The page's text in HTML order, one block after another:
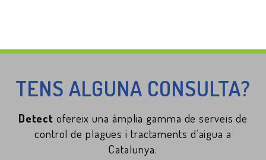
TENS ALGUNA CONSULTA?
Detect ofereix una àmplia gamma de serveis de
control de plagues i tractaments d’aigua a
Catalunya.